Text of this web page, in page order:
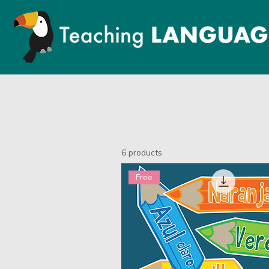
6 products
Free